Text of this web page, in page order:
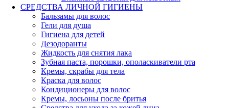
СРЕДСТВА ЛИЧНОЙ ГИГИЕНЫ
Бальзамы для волос
Гели для душа
Гигиена для детей
Дезодоранты
Жидкость для снятия лака
Зубная паста, порошки, ополаскиватели рта
Кремы, скрабы для тела
Краска для волос
Кондиционеры для волос
Кремы, лосьоны после бритья